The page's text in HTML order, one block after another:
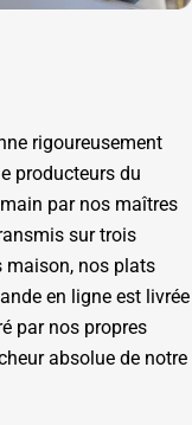
rigoureusement
producteurs du
par nos maîtres
sur trois
maison, nos plats
en ligne est livrée
par nos propres
absolue de notre